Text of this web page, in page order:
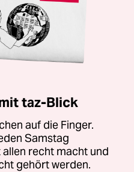
taz-Blick
auf die Finger.
Samstag
recht macht und
gehört werden.